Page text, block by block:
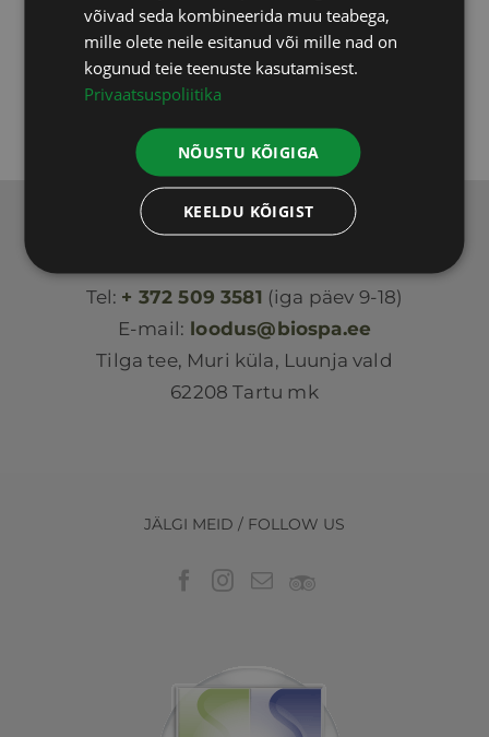
Varia (5)
Koolitused (3)
Tel: + 372 509 3581 (iga päev 9-18)
E-mail: loodus@biospa.ee
Tilga tee, Muri küla, Luunja vald
62208 Tartu mk
JÄLGI MEID / FOLLOW US
võivad seda kombineerida muu teabega,
mille olete neile esitanud või mille nad on
kogunud teie teenuste kasutamisest.
Privaatsuspoliitika
NÕUSTU KÕIGIGA
KEELDU KÕIGIST